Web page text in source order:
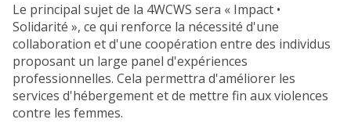
Le principal sujet de la 4WCWS sera « Impact •
Solidarité », ce qui renforce la nécessité d'une
collaboration et d'une coopération entre des individus
proposant un large panel d'expériences
professionnelles. Cela permettra d'améliorer les
services d'hébergement et de mettre fin aux violences
contre les femmes.